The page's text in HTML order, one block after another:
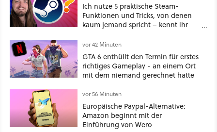
Ich nutze 5 praktische Steam-
Funktionen und Tricks, von denen
kaum jemand spricht – kennt ihr
vor 42 Minuten
GTA 6 enthüllt den Termin für erstes
richtiges Gameplay - an einem Ort
mit dem niemand gerechnet hatte
vor 56 Minuten
Europäische Paypal-Alternative:
Amazon beginnt mit der
Einführung von Wero